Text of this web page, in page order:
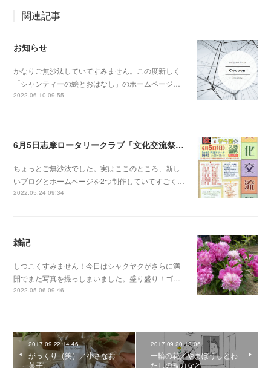
関連記事
お知らせ
かなりご無沙汰していてすみません。この度新しく
「シャンティーの絵とおはなし」のホームページ…
2022.06.10 09:55
6月5日志摩ロータリークラブ「文化交流祭」だよ！
ちょっとご無沙汰でした。実はここのところ、新し
いブログとホームページを2つ制作していてすごく…
2022.05.24 09:34
雑記
しつこくすみません！今日はシャクヤクがさらに満
開でまた写真を撮っしまいました。盛り盛り！ゴ…
2022.05.06 09:46
2017.09.22 14:46
がっくり（笑）／小さなお
菓子
2017.09.20 13:06
一輪の花／やまぼうしとわ
たしの視力など